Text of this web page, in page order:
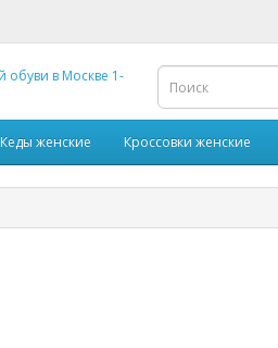
Кеды женские Кроссовки женские